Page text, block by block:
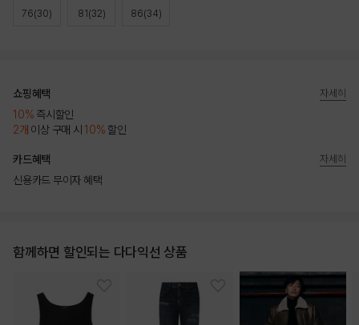
76(30) 81(32) 86(34)
쇼핑혜택
10% 즉시할인
2개 이상 구매 시10% 할인
자세히
카드혜택
신용카드 무이자 혜택
자세히
함께하면 할인되는 다다익선 상품